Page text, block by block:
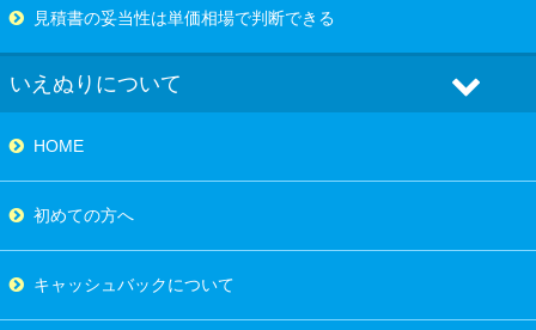
見積書の妥当性は単価相場で判断できる
いえぬりについて
HOME
初めての方へ
キャッシュバックについて